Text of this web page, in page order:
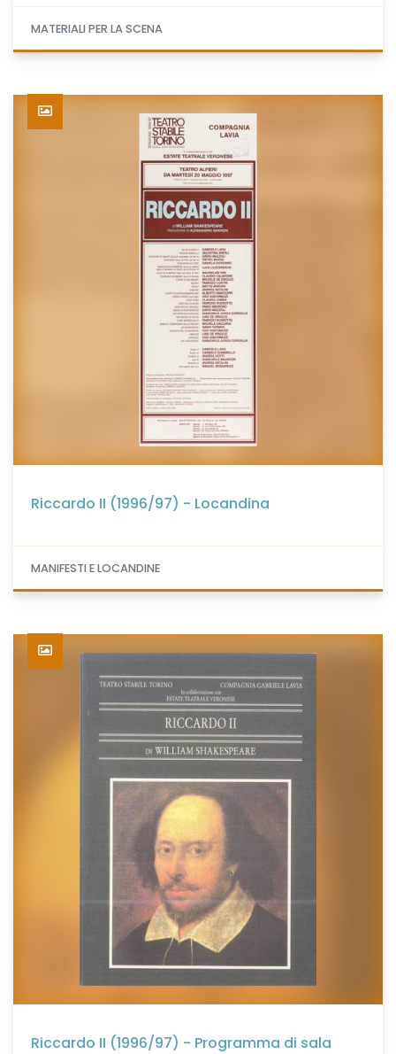
MATERIALI PER LA SCENA
Riccardo II (1996/97) - Locandina
MANIFESTI E LOCANDINE
Riccardo II (1996/97) - Programma di sala